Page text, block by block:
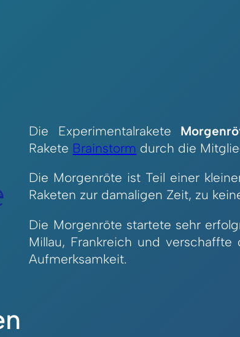
Die Experimentalrakete
Rakete Brainstorm durch die
Die Morgenröte ist Teil einer
Raketen zur damaligen Zeit, zu
Die Morgenröte startete sehr
Millau, Frankreich und
Aufmerksamkeit.